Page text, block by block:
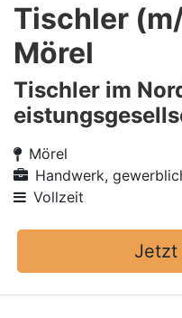
Tischler
Mörel
Tischler im
Mörel
Handwerk,
Vollzeit
Jetzt